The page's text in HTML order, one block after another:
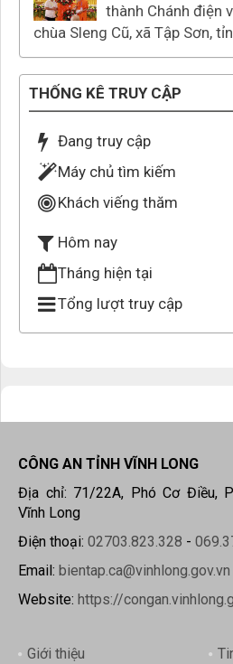
thành Chánh điện
chùa Sleng Cũ, xã Tập Sơn,
THỐNG KÊ TRUY CẬP
Đang truy cập
Máy chủ tìm kiếm
Khách viếng thăm
Hôm nay
Tháng hiện tại
Tổng lượt truy cập
CÔNG AN TỈNH VĨNH LONG
Địa chỉ: 71/22A, Phó Cơ Điều,
Vĩnh Long
Điện thoại: 02703.823.328 -
Email: bientap.ca@vinhlong.gov.vn
Website: https://
Giới thiệu